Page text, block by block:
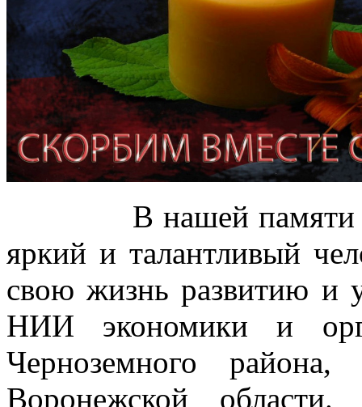
В нашей памяти
яркий и талантливый
свою жизнь развитию и
НИИ экономики и
Черноземного
Воронежской